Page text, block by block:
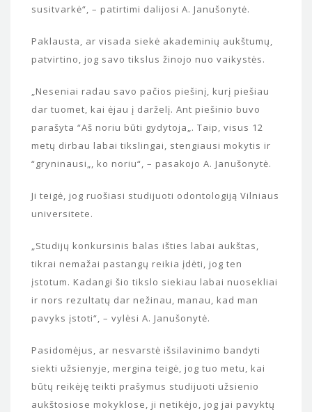
susitvarkė“, – patirtimi dalijosi A. Janušonytė.
Paklausta, ar visada siekė akademinių aukštumų,
patvirtino, jog savo tikslus žinojo nuo vaikystės.
„Neseniai radau savo pačios piešinį, kurį piešiau
dar tuomet, kai ėjau į darželį. Ant piešinio buvo
parašyta “Aš noriu būti gydytoja„. Taip, visus 12
metų dirbau labai tikslingai, stengiausi mokytis ir
“gryninausi„, ko noriu“, – pasakojo A. Janušonytė.
Ji teigė, jog ruošiasi studijuoti odontologiją Vilniaus
universitete.
„Studijų konkursinis balas išties labai aukštas,
tikrai nemažai pastangų reikia įdėti, jog ten
įstotum. Kadangi šio tikslo siekiau labai nuosekliai
ir nors rezultatų dar nežinau, manau, kad man
pavyks įstoti“, – vylėsi A. Janušonytė.
Pasidomėjus, ar nesvarstė išsilavinimo bandyti
siekti užsienyje, mergina teigė, jog tuo metu, kai
būtų reikėję teikti prašymus studijuoti užsienio
aukštosiose mokyklose, ji netikėjo, jog jai pavyktų